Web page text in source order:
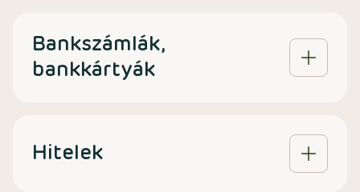
Bankszámlák,
bankkártyák
Hitelek